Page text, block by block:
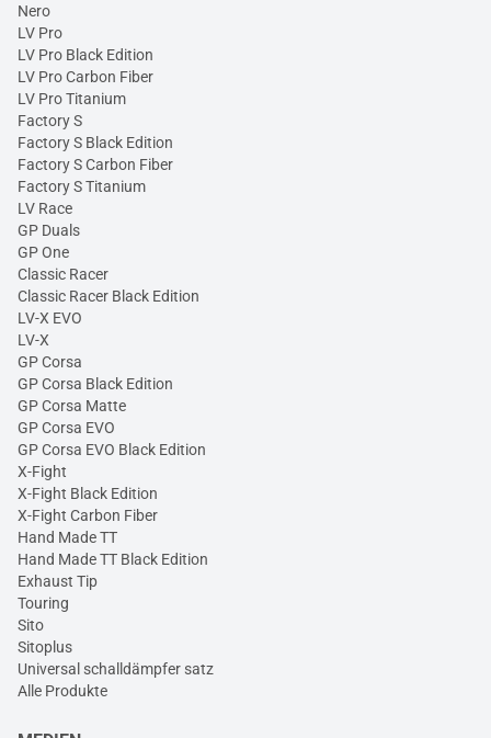
Nero
LV Pro
LV Pro Black Edition
LV Pro Carbon Fiber
LV Pro Titanium
Factory S
Factory S Black Edition
Factory S Carbon Fiber
Factory S Titanium
LV Race
GP Duals
GP One
Classic Racer
Classic Racer Black Edition
LV-X EVO
LV-X
GP Corsa
GP Corsa Black Edition
GP Corsa Matte
GP Corsa EVO
GP Corsa EVO Black Edition
X-Fight
X-Fight Black Edition
X-Fight Carbon Fiber
Hand Made TT
Hand Made TT Black Edition
Exhaust Tip
Touring
Sito
Sitoplus
Universal schalldämpfer satz
Alle Produkte